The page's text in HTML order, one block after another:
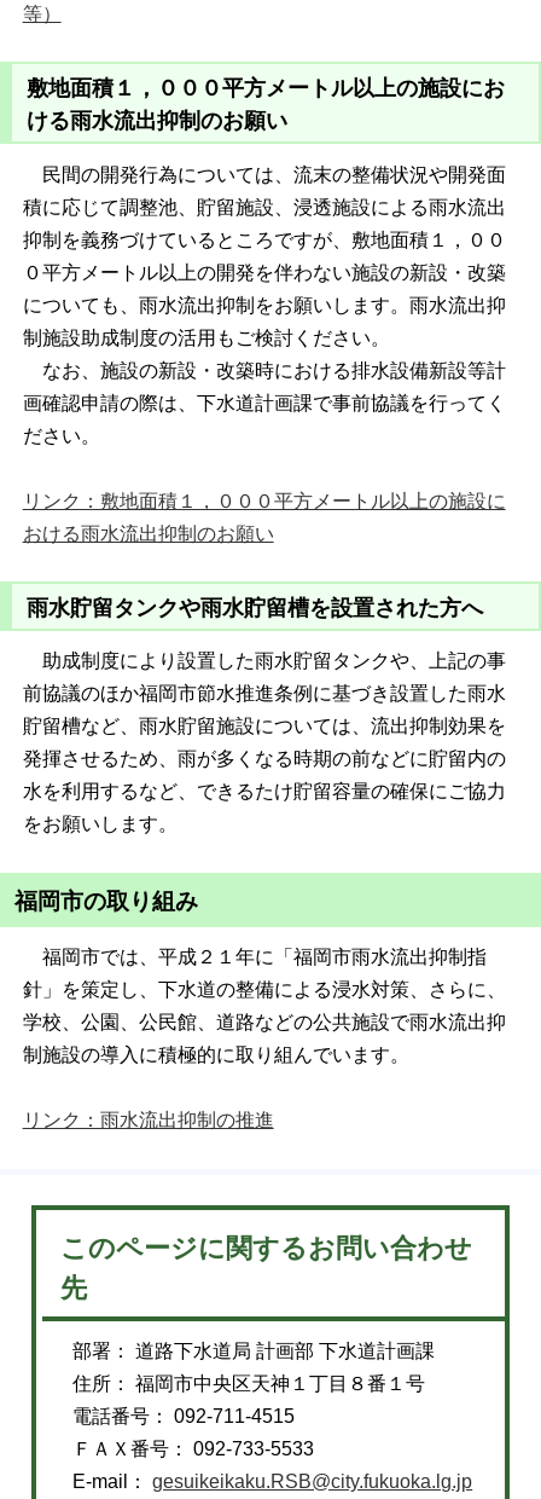
等）
敷地面積１，０００平方メートル以上の施設にお
ける雨水流出抑制のお願い
民間の開発行為については、流末の整備状況や開発面
積に応じて調整池、貯留施設、浸透施設による雨水流出
抑制を義務づけているところですが、敷地面積１，００
０平方メートル以上の開発を伴わない施設の新設・改築
についても、雨水流出抑制をお願いします。雨水流出抑
制施設助成制度の活用もご検討ください。
なお、施設の新設・改築時における排水設備新設等計
画確認申請の際は、下水道計画課で事前協議を行ってく
ださい。
リンク：敷地面積１，０００平方メートル以上の施設に
おける雨水流出抑制のお願い
雨水貯留タンクや雨水貯留槽を設置された方へ
助成制度により設置した雨水貯留タンクや、上記の事
前協議のほか福岡市節水推進条例に基づき設置した雨水
貯留槽など、雨水貯留施設については、流出抑制効果を
発揮させるため、雨が多くなる時期の前などに貯留内の
水を利用するなど、できるたけ貯留容量の確保にご協力
をお願いします。
福岡市の取り組み
福岡市では、平成２１年に「福岡市雨水流出抑制指
針」を策定し、下水道の整備による浸水対策、さらに、
学校、公園、公民館、道路などの公共施設で雨水流出抑
制施設の導入に積極的に取り組んでいます。
リンク：雨水流出抑制の推進
このページに関するお問い合わせ
先
部署： 道路下水道局 計画部 下水道計画課
住所： 福岡市中央区天神１丁目８番１号
電話番号： 092-711-4515
ＦＡＸ番号： 092-733-5533
E-mail：gesuikeikaku.RSB@city.fukuoka.lg.jp